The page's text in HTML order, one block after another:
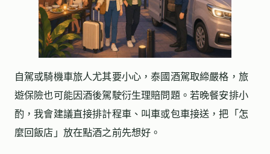
自駕或騎機車旅人尤其要小心，泰國酒駕取締嚴格，旅
遊保險也可能因酒後駕駛衍生理賠問題。若晚餐安排小
酌，我會建議直接排計程車、叫車或包車接送，把「怎
麼回飯店」放在點酒之前先想好。